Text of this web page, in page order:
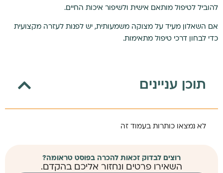
תוכן עניינים
לא נמצאו כותרות בעמוד זה
רוצים לבדוק זכאות להכרה בפוסט טראומה?
השאירו פרטים ונחזור אליכם בהקדם.
להוביל לטיפול מותאם אישית ולשיפור איכות החיים.
אם השאלון מעיד על מצוקה משמעותית, יש לפנות לעזרה מקצועית
כדי לבחון דרכי טיפול מתאימות.